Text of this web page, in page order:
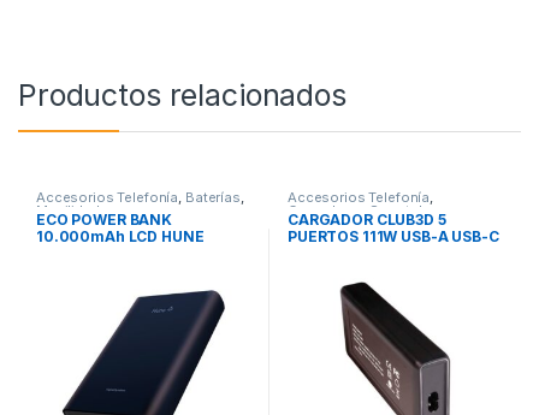
Productos relacionados
Accesorios Telefonía, Baterías,
Movilidad
ECO POWER BANK
10.000mAh LCD HUNE
Accesorios Telefonía,
Cargadores Smartphones
Movilidad
CARGADOR CLUB3D 5
PUERTOS 111W USB-A USB-C